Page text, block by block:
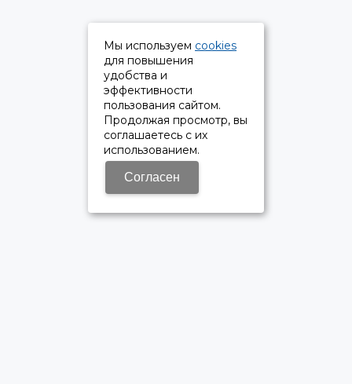
Мы используем cookies
для повышения
удобства и
эффективности
пользования сайтом.
Продолжая просмотр, вы
соглашаетесь с их
использованием.
Согласен